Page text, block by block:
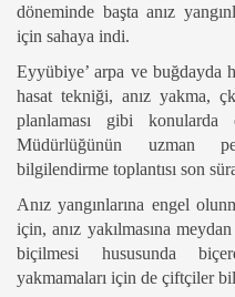
döneminde başta anız
için sahaya indi.
Eyyübiye’ arpa ve buğdayda
hasat tekniği, anız yakma,
planlaması gibi
Müdürlüğünün uzman
bilgilendirme toplantısı son
Anız yangınlarına engel
için, anız yakılmasına
biçilmesi hususunda
yakmamaları için de çiftçiler